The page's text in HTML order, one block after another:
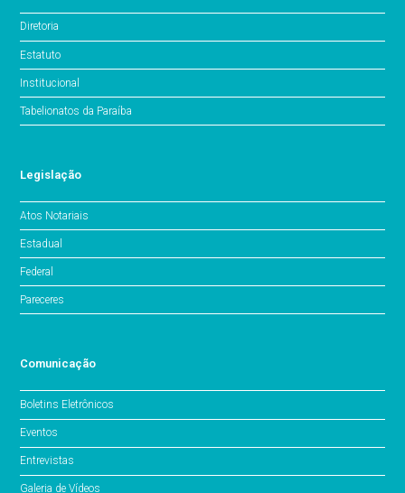
Diretoria
Estatuto
Institucional
Tabelionatos da Paraíba
Legislação
Atos Notariais
Estadual
Federal
Pareceres
Comunicação
Boletins Eletrônicos
Eventos
Entrevistas
Galeria de Vídeos